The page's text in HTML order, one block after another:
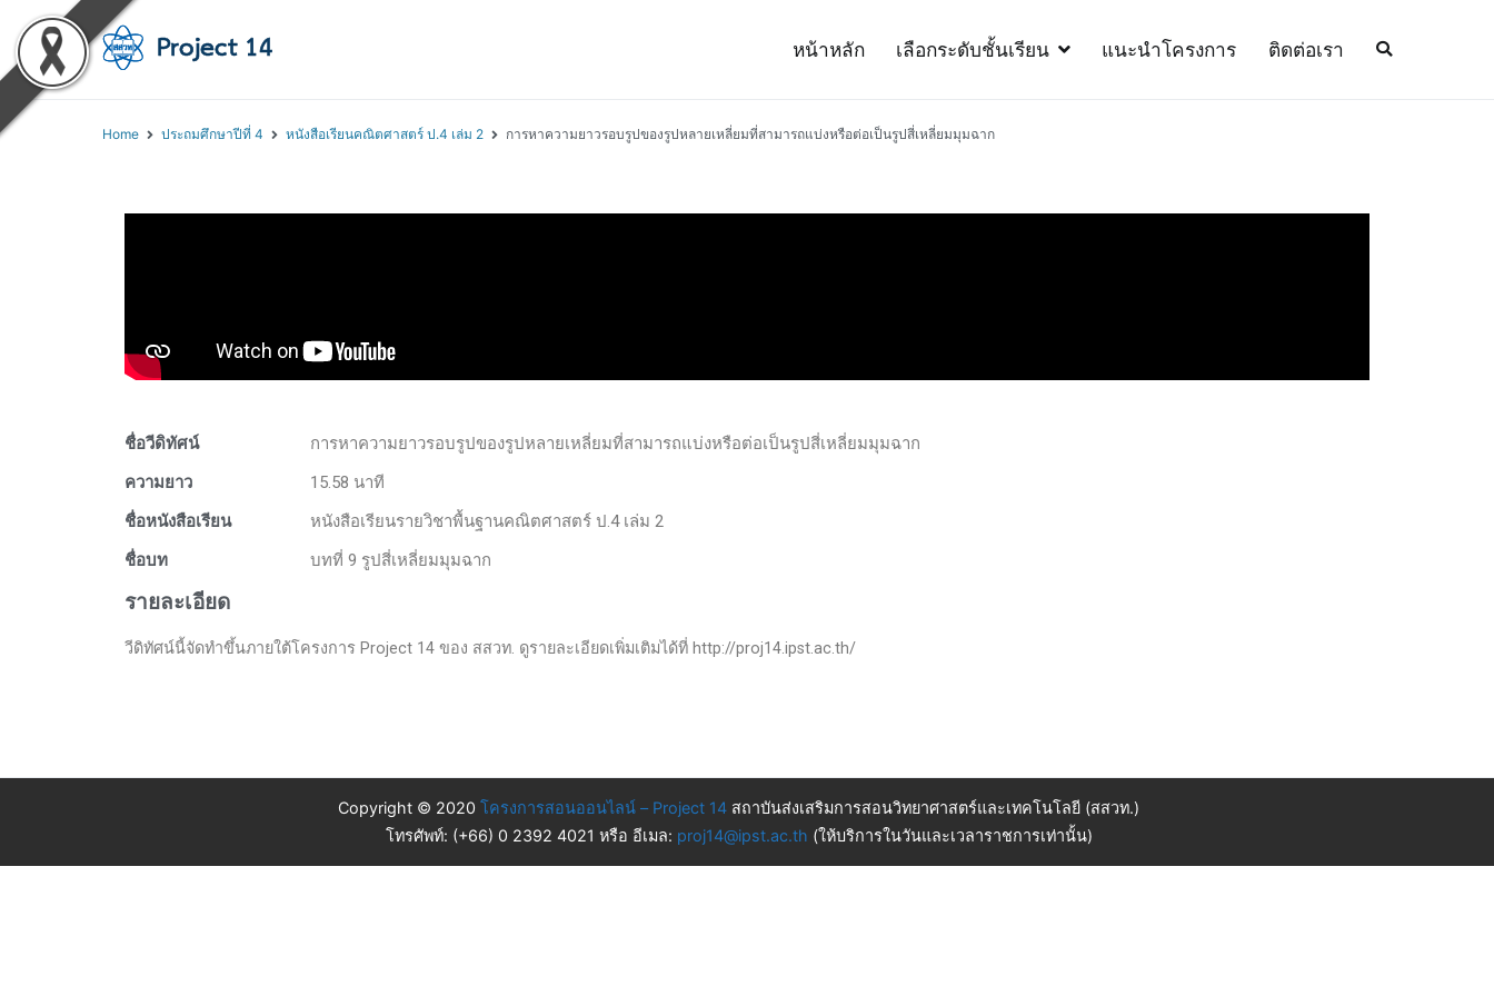
หน้าหลัก เลือกระดับชั้นเรียน แนะนำโครงการ ติดต่อเรา
Home ประถมศึกษาปีที่ 4 หนังสือเรียนคณิตศาสตร์ ป.4 เล่ม 2 การหาความยาวรอบรูปของรูปหลายเหลี่ยมที่สามารถแบ่งหรือต่อเป็นรูปสี่เหลี่ยมมุมฉาก
ชื่อวีดิทัศน์
การหาความยาวรอบรูปของรูปหลายเหลี่ยมที่สามารถแบ่งหรือต่อเป็นรูปสี่เหลี่ยมมุมฉาก
ความยาว
15.58 นาที
ชื่อหนังสือเรียน
หนังสือเรียนรายวิชาพื้นฐานคณิตศาสตร์ ป.4 เล่ม 2
ชื่อบท
บทที่ 9 รูปสี่เหลี่ยมมุมฉาก
รายละเอียด
วีดิทัศน์นี้จัดทำขึ้นภายใต้โครงการ Project 14 ของ สสวท. ดูรายละเอียดเพิ่มเติมได้ที่ http://proj14.ipst.ac.th/
Copyright © 2020 โครงการสอนออนไลน์ – Project 14 สถาบันส่งเสริมการสอนวิทยาศาสตร์และเทคโนโลยี (สสวท.)
โทรศัพท์: (+66) 0 2392 4021 หรือ อีเมล: proj14@ipst.ac.th (ให้บริการในวันและเวลาราชการเท่านั้น)